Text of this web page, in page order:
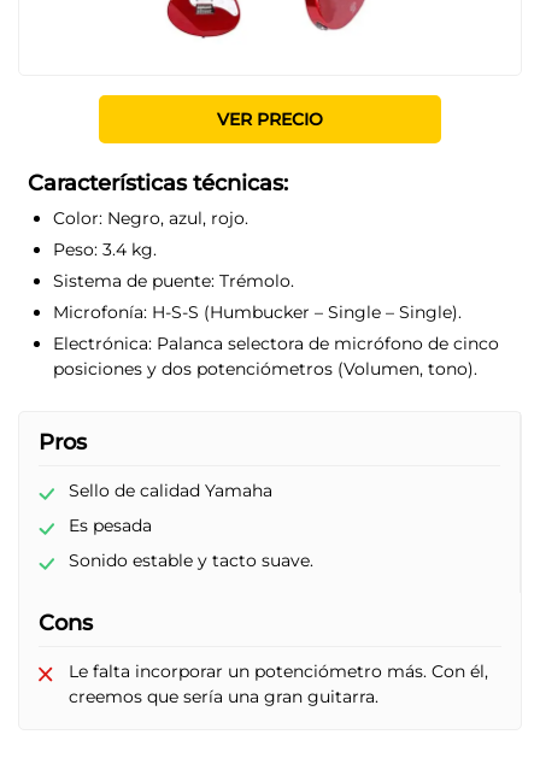
VER PRECIO
Características técnicas:
Color: Negro, azul, rojo.
Peso: 3.4 kg.
Sistema de puente: Trémolo.
Microfonía: H-S-S (Humbucker – Single – Single).
Electrónica: Palanca selectora de micrófono de cinco
posiciones y dos potenciómetros (Volumen, tono).
Pros
Sello de calidad Yamaha
Es pesada
Sonido estable y tacto suave.
Cons
Le falta incorporar un potenciómetro más. Con él,
creemos que sería una gran guitarra.